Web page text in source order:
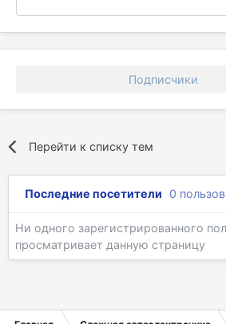
Подписчики
Перейти к списку тем
Последние посетители 0
Ни одного зарегистрированного
просматривает данную страницу